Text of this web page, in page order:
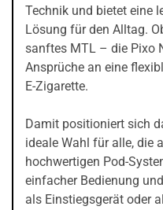
Technik und bietet eine
Lösung für den Alltag.
sanftes MTL – die Pixo
Ansprüche an eine
E-Zigarette.
Damit positioniert sich
ideale Wahl für alle, die
hochwertigen Pod-
einfacher Bedienung
als Einstiegsgerät oder